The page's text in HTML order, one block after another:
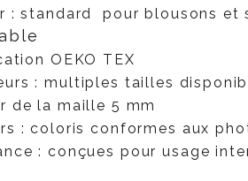
: standard pour blousons et
OEKO TEX
: multiples tailles
de la maille 5 mm
: coloris conformes aux
: conçues pour usage